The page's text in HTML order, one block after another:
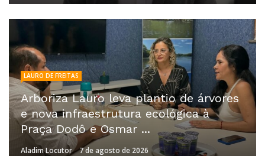
LAURO DE FREITAS
Arboriza Lauro leva plantio de árvores
e nova infraestrutura ecológica à
Praça Dodô e Osmar ...
Aladim Locutor 7 de agosto de 2026